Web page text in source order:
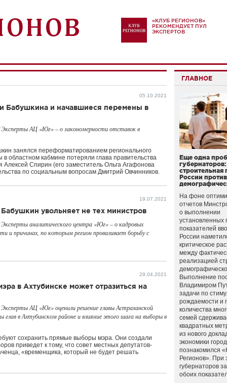
«КЛУБ РЕГИОНОВ»
РЕКОМЕНДУЕТ ПУЛ
ЭКСПЕРТОВ
05.10.2021
Бабушкина и начавшиеся перемены в
АЦ «Юг» – о закономерности отставок в
занялся переформатированием регионального
областном кабмине потеряли глава правительства
Спирин (его заместитель Ольга Агафонова
по социальным вопросам Дмитрий Овчинников.
19.07.2021
увольняет не тех министров
аналитического центра «Юг» – о кадровых
и причинах, по которым регион проваливает борьбу с
29.04.2021
в Ахтубинске может отразиться на
АЦ «Юг» оценили решение главы Астраханской
в Ахтубинском районе и влияние этого шага на выборы в
сохранить прямые выборы мэра. Они создали
приведет к тому, что совет местных депутатов-
«временщика, который не будет решать
ГЛАВНОЕ
Еще одна
губернаторов:
строительная
России
На фоне
отчетов
о выполнении
установленных
показателей
России
критическое
между
реализацией
Выполнение
Владимиром
задачи по
рождаемости и
количества
семей
квадратных
из нового
экономики
познакомился
Регионов». При
губернаторов
обоих